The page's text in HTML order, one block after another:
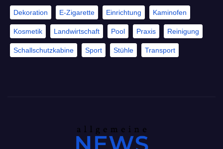
Dekoration E-Zigarette Einrichtung Kaminofen
Kosmetik Landwirtschaft Pool Praxis Reinigung
Schallschutzkabine Sport Stühle Transport